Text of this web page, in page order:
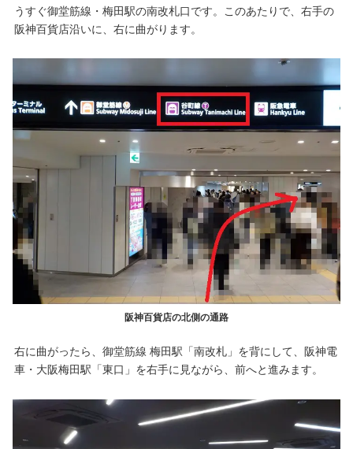
うすぐ御堂筋線・梅田駅の南改札口です。このあたりで、右手の
阪神百貨店沿いに、右に曲がります。
阪神百貨店の北側の通路
右に曲がったら、御堂筋線 梅田駅「南改札」を背にして、阪神電
車・大阪梅田駅「東口」を右手に見ながら、前へと進みます。